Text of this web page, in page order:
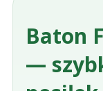
Baton
—